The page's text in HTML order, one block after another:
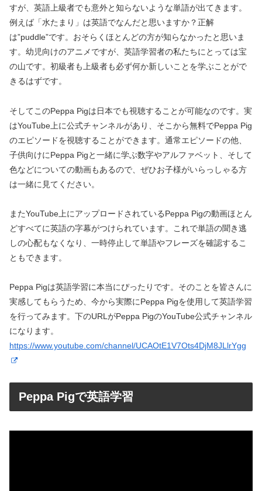
すが、英語上級者でも意外と知らないような単語が出てきます。
例えば「水たまり」は英語でなんだと思いますか？正解
は”puddle”です。おそらくほとんどの方が知らなかったと思いま
す。幼児向けのアニメですが、英語学習者の私たちにとっては宝
の山です。初級者も上級者も必ず何か新しいことを学ぶことがで
きるはずです。
そしてこのPeppa Pigは日本でも視聴することが可能なのです。実
はYouTube上に公式チャンネルがあり、そこから無料でPeppa Pig
のエピソードを視聴することができます。通常エピソードの他、
子供向けにPeppa Pigと一緒に学ぶ数字やアルファベット、そして
色などについての動画もあるので、ぜひお子様がいらっしゃる方
は一緒に見てください。
またYouTube上にアップロードされているPeppa Pigの動画ほとん
どすべてに英語の字幕がつけられています。これで単語の聞き逃
しの心配もなくなり、一時停止して単語やフレーズを確認するこ
ともできます。
Peppa Pigは英語学習に本当にぴったりです。そのことを皆さんに
実感してもらうため、今から実際にPeppa Pigを使用して英語学習
を行ってみます。下のURLがPeppa PigのYouTube公式チャンネル
になります。
https://www.youtube.com/channel/UCAOtE1V7Ots4DjM8JLlrYgg
Peppa Pigで英語学習